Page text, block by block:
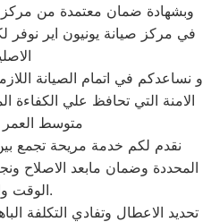
وبشهادة ضمان معتمدة من مركز
في مركز صيانة يونيون اير نوفر
و نساعدكم في اتمام الصيانة
الامنة التي تحافظ علي الكفاءة
متوسط العمر
نقدم لكم خدمة مريحة تجمع
المحددة وضمان مابعد الاصلاح
الوقت والمال.
تحديد الاعطال وتفادي التكلفة